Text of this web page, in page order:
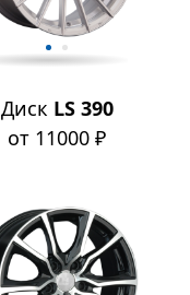
Диск LS 390
от 11000 ₽